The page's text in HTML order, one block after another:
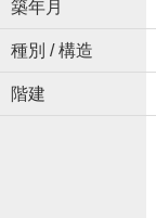
築年月
種別 / 構造
階建